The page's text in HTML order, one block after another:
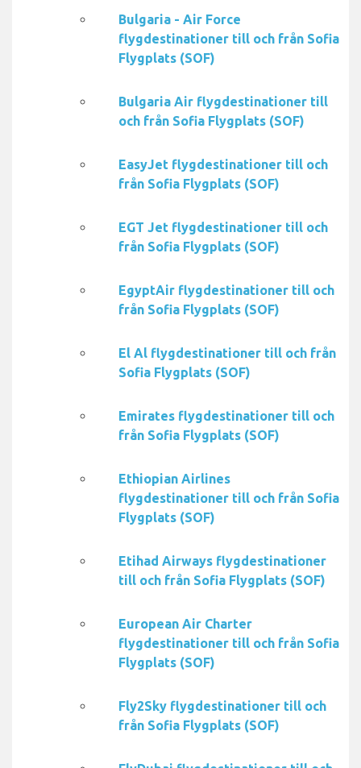
Bulgaria - Air Force
flygdestinationer till och från Sofia
Flygplats (SOF)
Bulgaria Air flygdestinationer till
och från Sofia Flygplats (SOF)
EasyJet flygdestinationer till och
från Sofia Flygplats (SOF)
EGT Jet flygdestinationer till och
från Sofia Flygplats (SOF)
EgyptAir flygdestinationer till och
från Sofia Flygplats (SOF)
El Al flygdestinationer till och från
Sofia Flygplats (SOF)
Emirates flygdestinationer till och
från Sofia Flygplats (SOF)
Ethiopian Airlines
flygdestinationer till och från Sofia
Flygplats (SOF)
Etihad Airways flygdestinationer
till och från Sofia Flygplats (SOF)
European Air Charter
flygdestinationer till och från Sofia
Flygplats (SOF)
Fly2Sky flygdestinationer till och
från Sofia Flygplats (SOF)